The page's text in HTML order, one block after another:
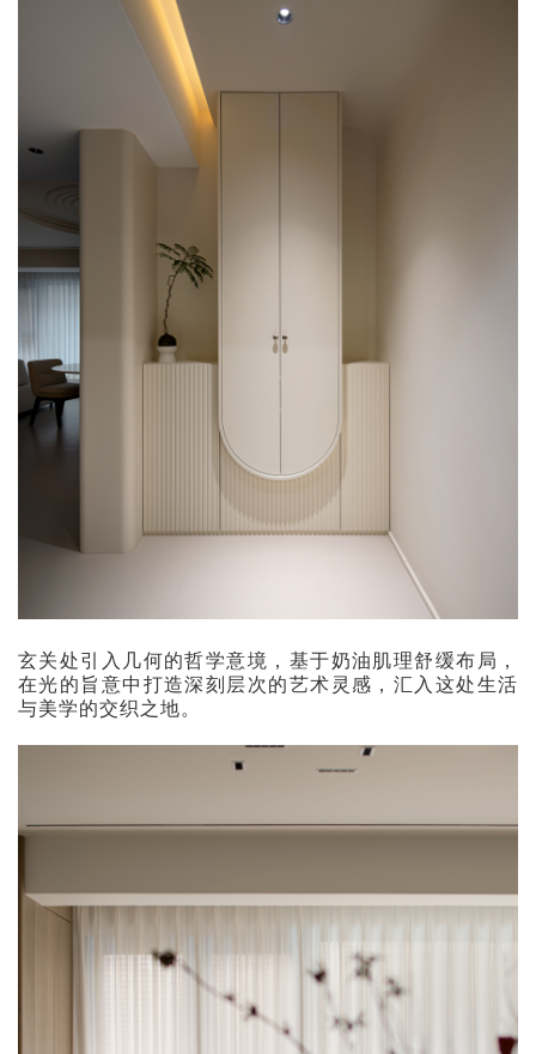
玄关处引入几何的哲学意境，基于奶油肌理舒缓布局，
在光的旨意中打造深刻层次的艺术灵感，汇入这处生活
与美学的交织之地。